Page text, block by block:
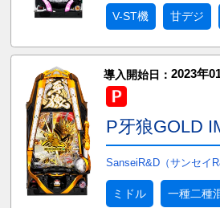
V-ST機 甘デジ
導入開始日： 2023年
P牙狼GOLD
SanseiR&D（サンセイ
ミドル 一種二種